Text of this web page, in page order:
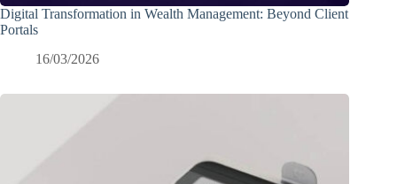
Digital Transformation in Wealth Management: Beyond Client
Portals
16/03/2026